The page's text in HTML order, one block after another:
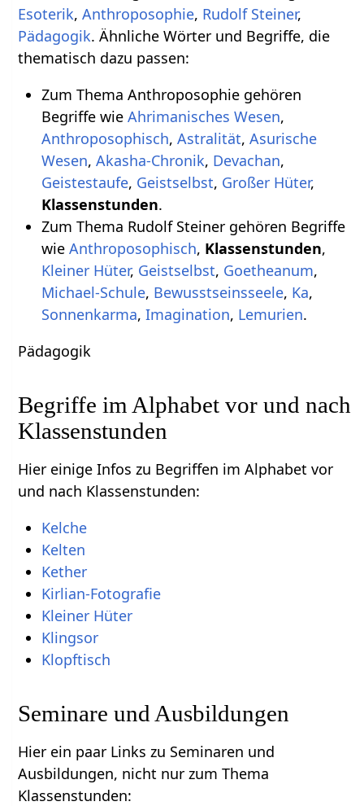
Esoterik,Anthroposophie, Rudolf Steiner,
Pädagogik. Ähnliche Wörter und Begriffe, die
thematisch dazu passen:
Zum Thema Anthroposophie gehören
Begriffe wie Ahrimanisches Wesen,
Anthroposophisch, Astralität, Asurische
Wesen, Akasha-Chronik, Devachan,
Geistestaufe, Geistselbst, Großer Hüter,
Klassenstunden.
Zum Thema Rudolf Steiner gehören Begriffe
wie Anthroposophisch, Klassenstunden,
Kleiner Hüter, Geistselbst, Goetheanum,
Michael-Schule, Bewusstseinsseele, Ka,
Sonnenkarma, Imagination, Lemurien.
Pädagogik
Begriffe im Alphabet vor und nach
Klassenstunden
Hier einige Infos zu Begriffen im Alphabet vor
und nach Klassenstunden:
Kelche
Kelten
Kether
Kirlian-Fotografie
Kleiner Hüter
Klingsor
Klopftisch
Seminare und Ausbildungen
Hier ein paar Links zu Seminaren und
Ausbildungen, nicht nur zum Thema
Klassenstunden: